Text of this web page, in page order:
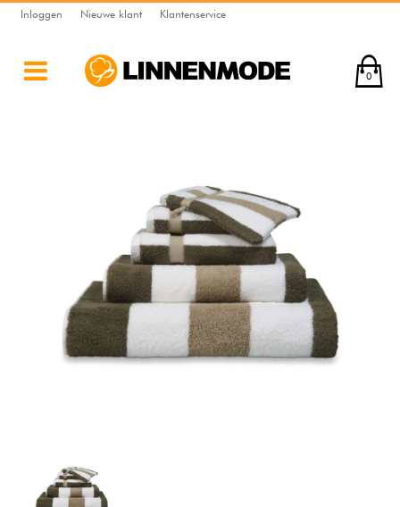
Inloggen Nieuwe klant Klantenservice
0